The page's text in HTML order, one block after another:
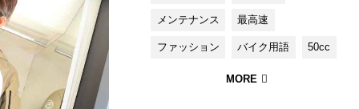
メンテナンス 最高速
ファッション バイク用語 50cc